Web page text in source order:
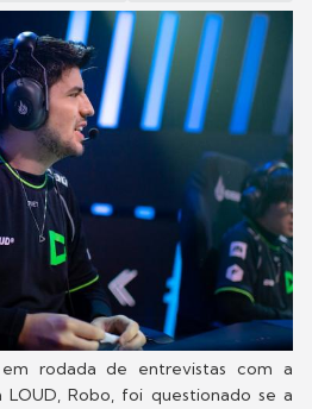
rodada de entrevistas com a
Robo, foi questionado se a